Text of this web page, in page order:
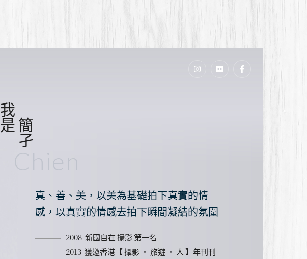
我是簡孑
Chien
真、善、美，以美為基礎拍下真實的情
感，以真實的情感去拍下瞬間凝結的氛圍
2008 新國自在 攝影 第一名
2013 獲邀香港【 攝影 ‧ 旅遊 ‧ 人 】年刊刊